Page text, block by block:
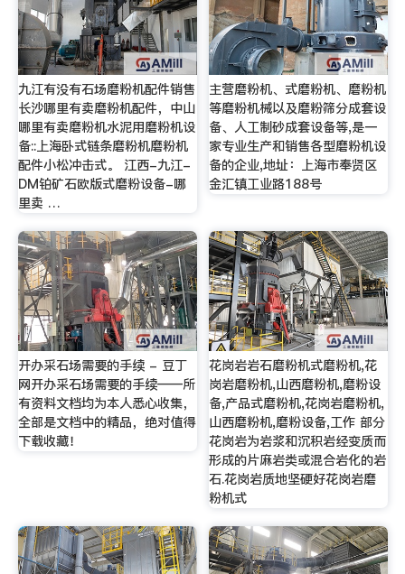
九江有没有石场磨粉机配件销售
长沙哪里有卖磨粉机配件，中山
哪里有卖磨粉机水泥用磨粉机设
备::上海卧式链条磨粉机磨粉机
配件小松冲击式。 江西-九江-
DM铂矿石欧版式磨粉设备-哪
里卖 …
主营磨粉机、式磨粉机、磨粉机
等磨粉机械以及磨粉筛分成套设
备、人工制砂成套设备等,是一
家专业生产和销售各型磨粉机设
备的企业,地址：上海市奉贤区
金汇镇工业路188号
开办采石场需要的手续 - 豆丁
网开办采石场需要的手续——所
有资料文档均为本人悉心收集，
全部是文档中的精品，绝对值得
下载收藏！
花岗岩岩石磨粉机式磨粉机,花
岗岩磨粉机,山西磨粉机,磨粉设
备,产品式磨粉机,花岗岩磨粉机,
山西磨粉机,磨粉设备,工作 部分
花岗岩为岩浆和沉积岩经变质而
形成的片麻岩类或混合岩化的岩
石.花岗岩质地坚硬好花岗岩磨
粉机式